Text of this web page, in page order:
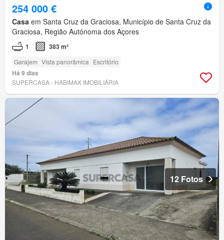
254 000 €
Casa em Santa Cruz da Graciosa, Município de Santa Cruz da
Graciosa, Região Autónoma dos Açores
1 383 m²
Garajem Vista panorâmica Escritório
Há 9 dias
SUPERCASA - HABIMAX IMOBILIÁRIA
12 Fotos